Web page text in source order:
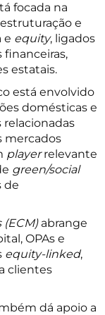
focada na
e
e equity, ligados
financeiras,
estatais.
está envolvido
domésticas e
relacionadas
mercados
playerrelevante
green/social
de
abrange
OPAs e
equity-linked,
clientes
dá apoio a